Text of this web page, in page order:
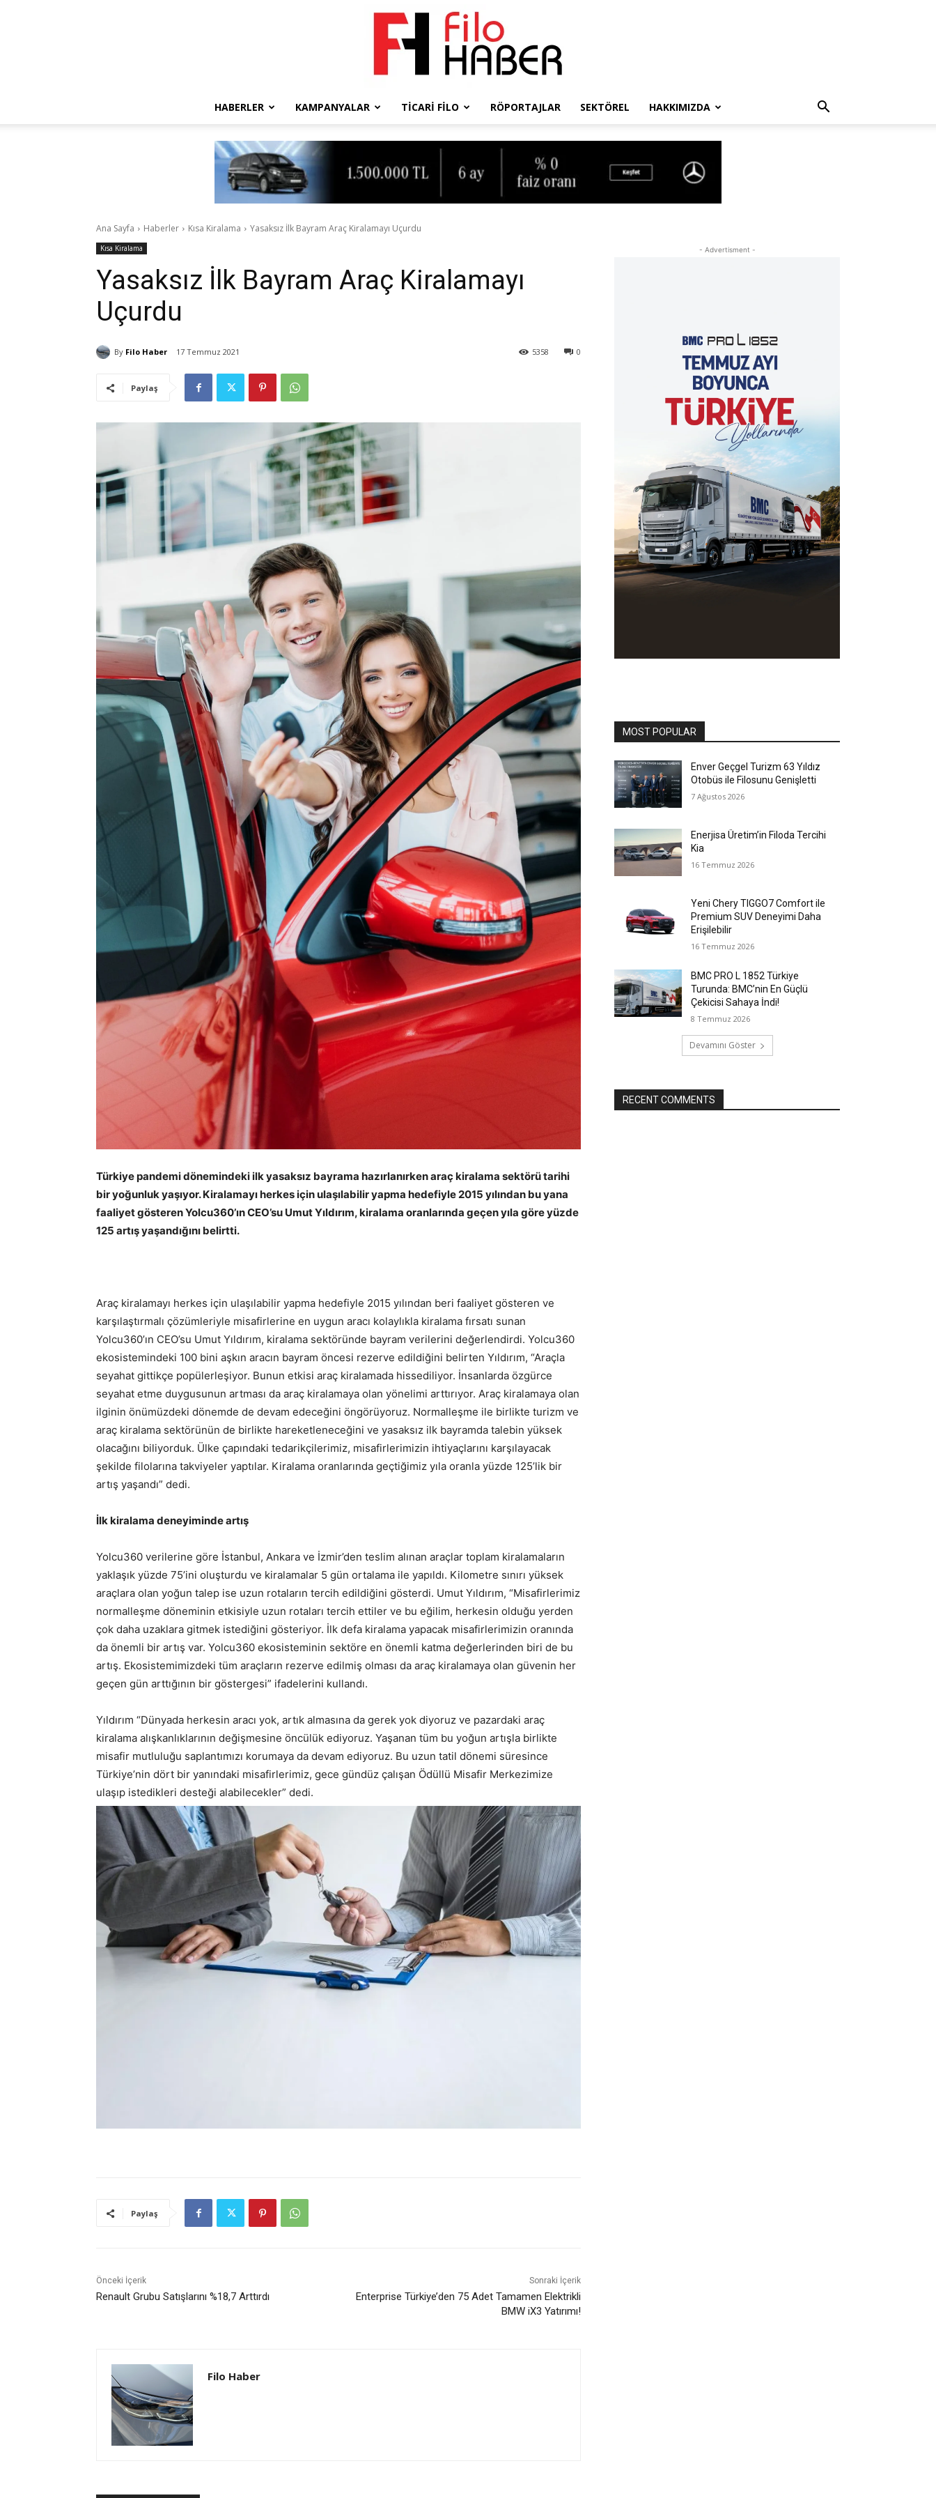
HABERLER KAMPANYALAR TICARI FILO RÖPORTAJLAR SEKTÖREL HAKKIMIZDA
Ana Sayfa Haberler Kısa Kiralama Yasaksız İlk Bayram Araç Kiralamayı Uçurdu
Kısa Kiralama
Yasaksız İlk Bayram Araç Kiralamayı
Uçurdu
By Filo Haber 17 Temmuz 2021 0
5358
Paylaş
Türkiye pandemi dönemindeki ilk yasaksız bayrama hazırlanırken araç kiralama sektörü tarihi
bir yoğunluk yaşıyor. Kiralamayı herkes için ulaşılabilir yapma hedefiyle 2015 yılından bu yana
faaliyet gösteren Yolcu360’ın CEO’su Umut Yıldırım, kiralama oranlarında geçen yıla göre yüzde
125 artış yaşandığını belirtti.
Araç kiralamayı herkes için ulaşılabilir yapma hedefiyle 2015 yılından beri faaliyet gösteren ve
karşılaştırmalı çözümleriyle misafirlerine en uygun aracı kolaylıkla kiralama fırsatı sunan
Yolcu360’ın CEO’su Umut Yıldırım, kiralama sektöründe bayram verilerini değerlendirdi. Yolcu360
ekosistemindeki 100 bini aşkın aracın bayram öncesi rezerve edildiğini belirten Yıldırım, “Araçla
seyahat gittikçe popülerleşiyor. Bunun etkisi araç kiralamada hissediliyor. İnsanlarda özgürce
seyahat etme duygusunun artması da araç kiralamaya olan yönelimi arttırıyor. Araç kiralamaya olan
ilginin önümüzdeki dönemde de devam edeceğini öngörüyoruz. Normalleşme ile birlikte turizm ve
araç kiralama sektörünün de birlikte hareketleneceğini ve yasaksız ilk bayramda talebin yüksek
olacağını biliyorduk. Ülke çapındaki tedarikçilerimiz, misafirlerimizin ihtiyaçlarını karşılayacak
şekilde filolarına takviyeler yaptılar. Kiralama oranlarında geçtiğimiz yıla oranla yüzde 125’lik bir
artış yaşandı” dedi.
İlk kiralama deneyiminde artış
Yolcu360 verilerine göre İstanbul, Ankara ve İzmir’den teslim alınan araçlar toplam kiralamaların
yaklaşık yüzde 75’ini oluşturdu ve kiralamalar 5 gün ortalama ile yapıldı. Kilometre sınırı yüksek
araçlara olan yoğun talep ise uzun rotaların tercih edildiğini gösterdi. Umut Yıldırım, “Misafirlerimiz
normalleşme döneminin etkisiyle uzun rotaları tercih ettiler ve bu eğilim, herkesin olduğu yerden
çok daha uzaklara gitmek istediğini gösteriyor. İlk defa kiralama yapacak misafirlerimizin oranında
da önemli bir artış var. Yolcu360 ekosisteminin sektöre en önemli katma değerlerinden biri de bu
artış. Ekosistemimizdeki tüm araçların rezerve edilmiş olması da araç kiralamaya olan güvenin her
geçen gün arttığının bir göstergesi” ifadelerini kullandı.
Yıldırım “Dünyada herkesin aracı yok, artık almasına da gerek yok diyoruz ve pazardaki araç
kiralama alışkanlıklarının değişmesine öncülük ediyoruz. Yaşanan tüm bu yoğun artışla birlikte
misafir mutluluğu saplantımızı korumaya da devam ediyoruz. Bu uzun tatil dönemi süresince
Türkiye’nin dört bir yanındaki misafirlerimiz, gece gündüz çalışan Ödüllü Misafir Merkezimize
ulaşıp istedikleri desteği alabilecekler” dedi.
Paylaş
Önceki İçerik
Renault Grubu Satışlarını %18,7 Arttırdı
Sonraki İçerik
Enterprise Türkiye’den 75 Adet Tamamen Elektrikli
BMW iX3 Yatırımı!
Filo Haber
- Advertisment -
MOST POPULAR
Enver Geçgel Turizm 63 Yıldız
Otobüs ile Filosunu Genişletti
7 Ağustos 2026
Enerjisa Üretim’in Filoda Tercihi
Kia
16 Temmuz 2026
Yeni Chery TIGGO7 Comfort ile
Premium SUV Deneyimi Daha
Erişilebilir
16 Temmuz 2026
BMC PRO L 1852 Türkiye
Turunda: BMC’nin En Güçlü
Çekicisi Sahaya İndi!
8 Temmuz 2026
Devamını Göster
RECENT COMMENTS